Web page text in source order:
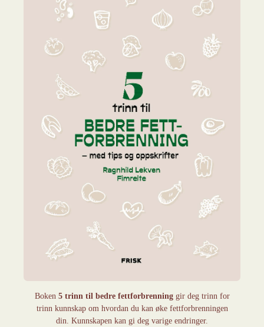
Boken 5 trinn til bedre fettforbrenninggir deg trinn for
trinn kunnskap om hvordan du kan øke fettforbrenningen
din. Kunnskapen kan gi deg varige endringer.